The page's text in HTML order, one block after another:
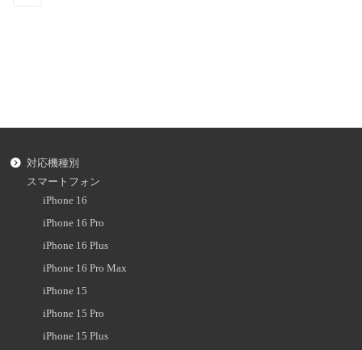
対応機種別
スマートフォン
iPhone 16
iPhone 16 Pro
iPhone 16 Plus
iPhone 16 Pro Max
iPhone 15
iPhone 15 Pro
iPhone 15 Plus